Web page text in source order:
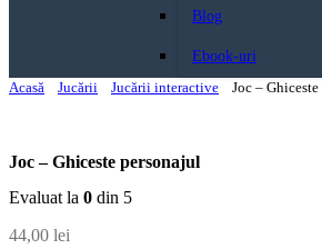
Blog
Ebook-uri
Acasă
Jucării Jucării interactive Joc –
Joc – Ghiceste personajul
Evaluat la 0 din 5
44,00 lei